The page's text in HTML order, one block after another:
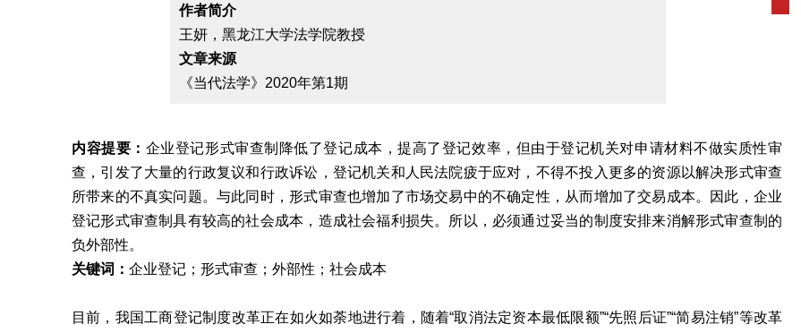
​作者简介
王妍，黑龙江大学法学院教授
文章来源
《当代法学》2020年第1期
内容提要： 企业登记形式审查制降低了登记成本，提高了登记效率，但由于登记机关对申请材料不做实质性审
查，引发了大量的行政复议和行政诉讼，登记机关和人民法院疲于应对，不得不投入更多的资源以解决形式审查
所带来的不真实问题。与此同时，形式审查也增加了市场交易中的不确定性，从而增加了交易成本。因此，企业
登记形式审查制具有较高的社会成本，造成社会福利损失。所以，必须通过妥当的制度安排来消解形式审查制的
负外部性。
关键词： 企业登记；形式审查；外部性；社会成本
目前，我国工商登记制度改革正在如火如荼地进行着，随着“取消法定资本最低限额”“先照后证”“简易注销”等改革